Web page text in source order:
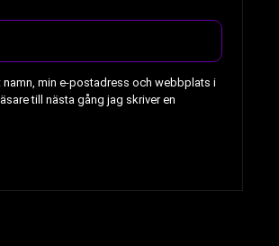
namn, min e-postadress och webbplats i
till nästa gång jag skriver en